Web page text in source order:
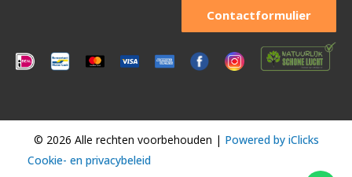
Contactformulier
© 2026 Alle rechten voorbehouden | Powered by iClicks
Cookie- en privacybeleid